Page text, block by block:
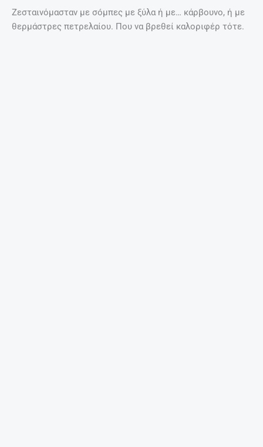
Ζεσταινόμασταν με σóμπες με ξύλα ή με… κάρβουνο, ή με
θερμάστρες πετρελαίου. Που να βρεθεί καλοριφέρ τότε.